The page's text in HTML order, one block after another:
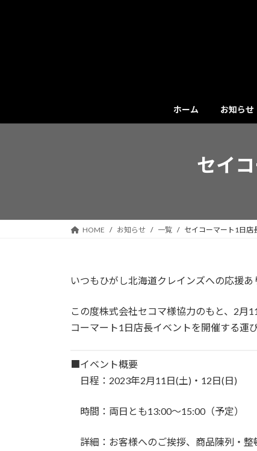
ッ
移
ホーム お知らせ
セイ
HOME お知らせ 一覧 セイコーマート1日店
いつもひがし北海道クレインズへの応援あ
この度株式会社セコマ様協力のもと、2月
コーマート1日店長イベントを開催する運
■イベント概要
日程：2023年2月11日(土)・12日(日)
時間：両日とも13:00〜15:00（予定）
詳細：お客様へのご挨拶、商品陳列・整